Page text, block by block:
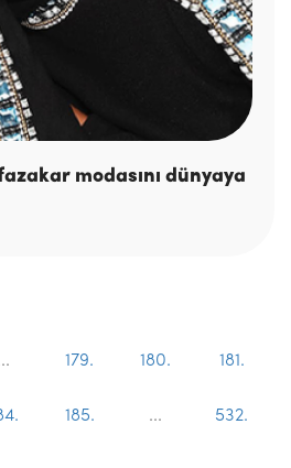
modasını dünyaya
179. 180. 181.
185. ... 532.